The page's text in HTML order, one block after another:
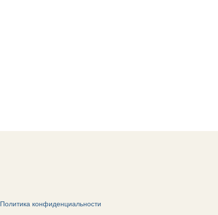
Политика конфиденциальности